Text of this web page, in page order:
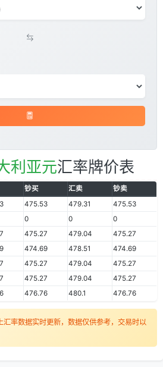
利亚元汇率牌价表
钞买 汇卖
钞卖
475.53 479.31
475.53
0 0
0
475.27 479.04
475.27
474.69 478.51
474.69
475.27 479.04
475.27
475.27 479.04
475.27
476.76 480.1 476.76
率数据实时更新，数据仅供参考，交易时以